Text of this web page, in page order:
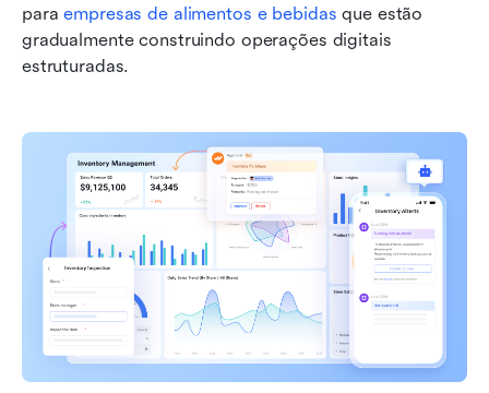
para empresas de alimentos e bebidas que estão
gradualmente construindo operações digitais
estruturadas.